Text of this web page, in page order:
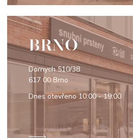
BRNO
Dornych 510/38
617 00 Brno
Dnes otevřeno10:00 - 19:00